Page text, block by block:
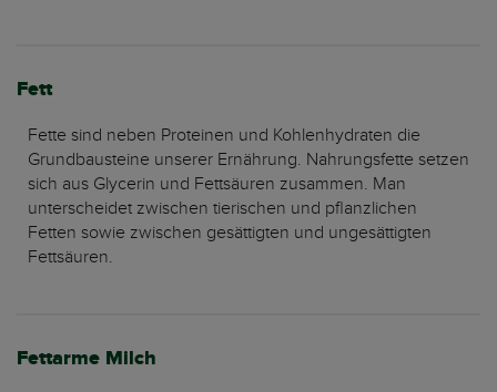
Fett
Fette sind neben Proteinen und Kohlenhydraten die
Grundbausteine unserer Ernährung. Nahrungsfette setzen
sich aus Glycerin und Fettsäuren zusammen. Man
unterscheidet zwischen tierischen und pflanzlichen
Fetten sowie zwischen gesättigten und ungesättigten
Fettsäuren.
Fettarme Milch